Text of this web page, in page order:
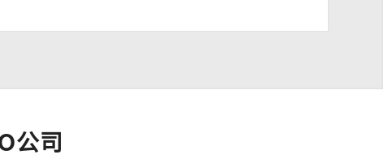
公司